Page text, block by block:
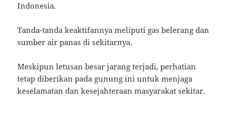
Indonesia.
Tanda-tanda keaktifannya meliputi gas belerang dan
sumber air panas di sekitarnya.
Meskipun letusan besar jarang terjadi, perhatian
tetap diberikan pada gunung ini untuk menjaga
keselamatan dan kesejahteraan masyarakat sekitar.